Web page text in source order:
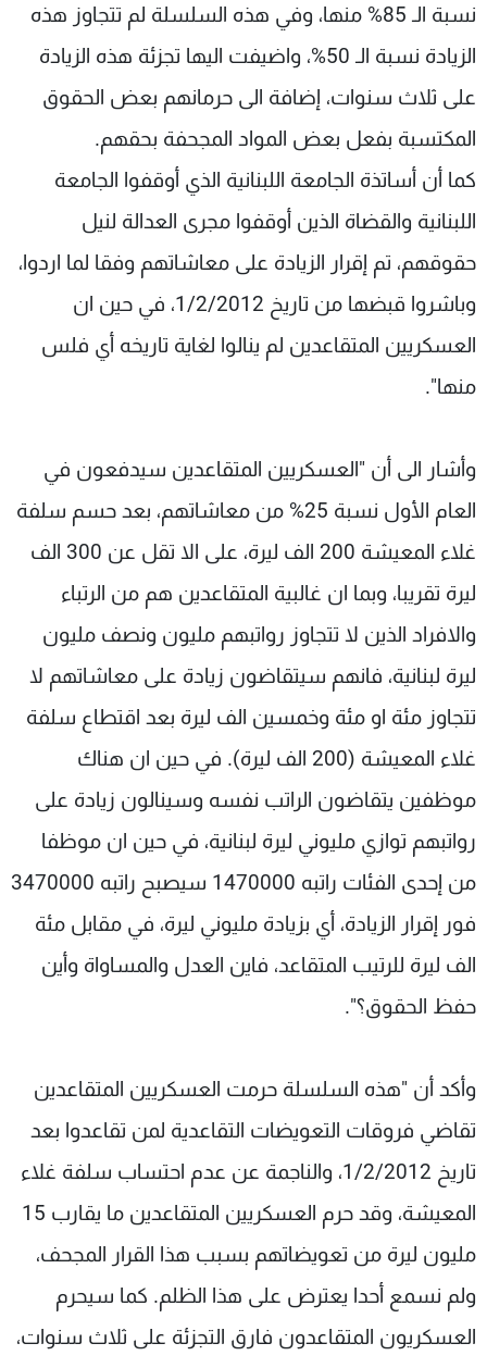
نسبة الـ 85% منها، وفي هذه السلسلة لم تتجاوز هذه
الزيادة نسبة الـ 50%، واضيفت اليها تجزئة هذه الزيادة
على ثلاث سنوات، إضافة الى حرمانهم بعض الحقوق
المكتسبة بفعل بعض المواد المجحفة بحقهم.
كما أن أساتذة الجامعة اللبنانية الذي أوقفوا الجامعة
اللبنانية والقضاة الذين أوقفوا مجرى العدالة لنيل
حقوقهم، تم إقرار الزيادة على معاشاتهم وفقا لما اردوا،
وباشروا قبضها من تاريخ 1/2/2012، في حين ان
العسكريين المتقاعدين لم ينالوا لغاية تاريخه أي فلس
منها".
وأشار الى أن "العسكريين المتقاعدين سيدفعون في
العام الأول نسبة 25% من معاشاتهم، بعد حسم سلفة
غلاء المعيشة 200 الف ليرة، على الا تقل عن 300 الف
ليرة تقريبا، وبما ان غالبية المتقاعدين هم من الرتباء
والافراد الذين لا تتجاوز رواتبهم مليون ونصف مليون
ليرة لبنانية، فانهم سيتقاضون زيادة على معاشاتهم لا
تتجاوز مئة او مئة وخمسين الف ليرة بعد اقتطاع سلفة
غلاء المعيشة (200 الف ليرة). في حين ان هناك
موظفين يتقاضون الراتب نفسه وسينالون زيادة على
رواتبهم توازي مليوني ليرة لبنانية، في حين ان موظفا
من إحدى الفئات راتبه 1470000 سيصبح راتبه 3470000
فور إقرار الزيادة، أي بزيادة مليوني ليرة، في مقابل مئة
الف ليرة للرتيب المتقاعد، فاين العدل والمساواة وأين
حفظ الحقوق؟".
وأكد أن "هذه السلسلة حرمت العسكريين المتقاعدين
تقاضي فروقات التعويضات التقاعدية لمن تقاعدوا بعد
تاريخ 1/2/2012، والناجمة عن عدم احتساب سلفة غلاء
المعيشة، وقد حرم العسكريين المتقاعدين ما يقارب 15
مليون ليرة من تعويضاتهم بسبب هذا القرار المجحف،
ولم نسمع أحدا يعترض على هذا الظلم. كما سيحرم
العسكريون المتقاعدون فارق التجزئة على ثلاث سنوات،